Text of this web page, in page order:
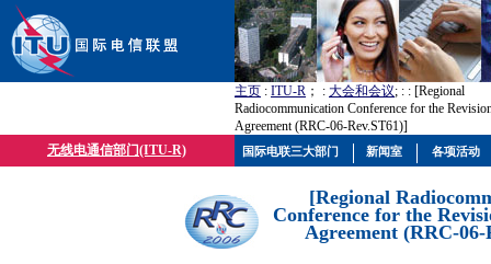
主页 : ITU-R ； : 大会和会议; : : [Regional
Radiocommunication Conference for the
Agreement (RRC-06-Rev.ST61)]
无线电通信部门(ITU-R)
[Regional
Conference for the
Agreement (RRC-06-
国际电联三大部门 新闻室 各项活动